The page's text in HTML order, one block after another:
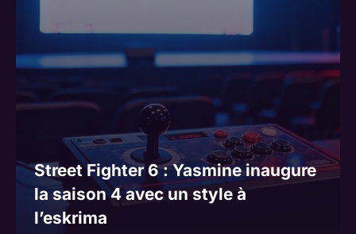
Street Fighter 6 : Yasmine inaugure
la saison 4 avec un style à
l’eskrima